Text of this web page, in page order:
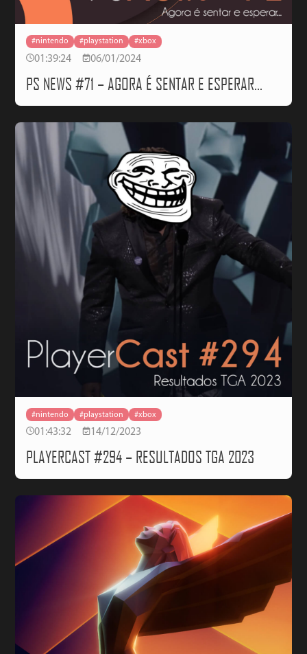
#nintendo #playstation #xbox
01:39:24 06/01/2024
PS NEWS #71 – AGORA É SENTAR E ESPERAR…
#nintendo #playstation #xbox
01:43:32 14/12/2023
PLAYERCAST #294 – RESULTADOS TGA 2023